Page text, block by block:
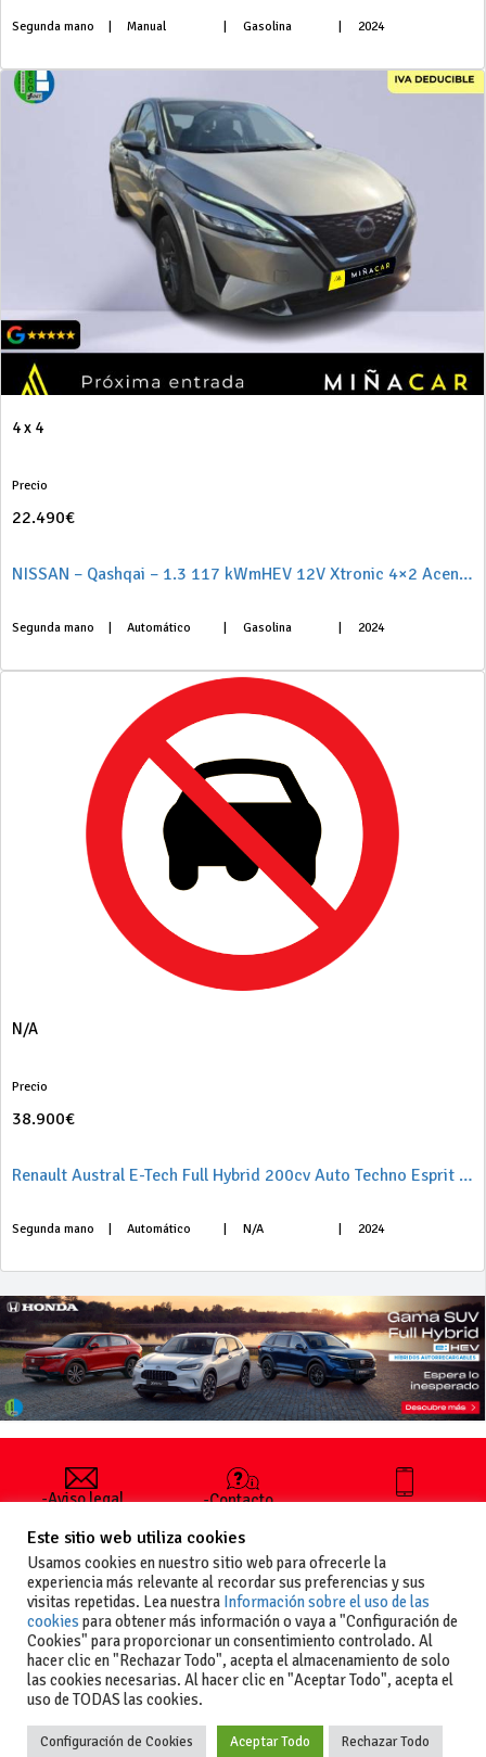
Segunda mano Manual Gasolina 2024
4 x 4
Precio
22.490€
NISSAN – Qashqai – 1.3 117 kWmHEV 12V Xtronic 4×2 Acenta
Segunda mano Automático Gasolina 2024
N/A
Precio
38.900€
Renault Austral E-Tech Full Hybrid 200cv Auto Techno Esprit Alpine
Segunda mano Automático N/A 2024
-Aviso legal
generales
de uso
-Política de
privacidad
-Política de
cookies
-Contacto
publicar un
anuncio
-Vende+
+34 627 35
Este sitio web utiliza cookies
Usamos cookies en nuestro sitio web para ofrecerle la
experiencia más relevante al recordar sus preferencias y sus
visitas repetidas. Lea nuestra Información sobre el uso de las
cookies para obtener más información o vaya a "Configuración de
Cookies" para proporcionar un consentimiento controlado. Al
hacer clic en "Rechazar Todo", acepta el almacenamiento de solo
las cookies necesarias. Al hacer clic en "Aceptar Todo", acepta el
uso de TODAS las cookies.
Configuración de Cookies Aceptar Todo Rechazar Todo